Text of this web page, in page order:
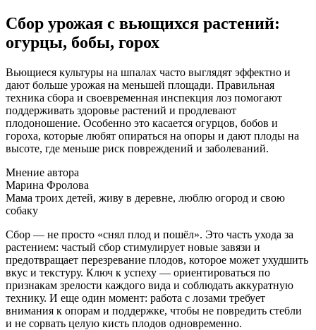
Сбор урожая с вьющихся растений:
огурцы, бобы, горох
Вьющиеся культуры на шпалах часто выглядят эффектно и
дают больше урожая на меньшей площади. Правильная
техника сбора и своевременная инспекция лоз помогают
поддерживать здоровье растений и продлевают
плодоношение. Особенно это касается огурцов, бобов и
гороха, которые любят опираться на опоры и дают плоды на
высоте, где меньше риск повреждений и заболеваний.
Мнение автора
Марина Фролова
Мама троих детей, живу в деревне, люблю огород и свою
собаку
Сбор — не просто «снял плод и пошёл». Это часть ухода за
растением: частый сбор стимулирует новые завязи и
предотвращает перезревание плодов, которое может ухудшить
вкус и текстуру. Ключ к успеху — ориентироваться по
признакам зрелости каждого вида и соблюдать аккуратную
технику. И еще один момент: работа с лозами требует
внимания к опорам и поддержке, чтобы не повредить стебли
и не сорвать целую кисть плодов одновременно.